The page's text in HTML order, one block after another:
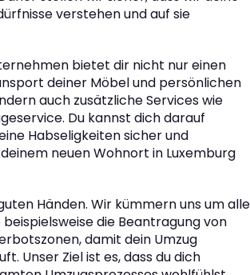
verstehen und auf sie
bietet dir nicht nur einen
deiner Möbel und persönlichen
auch zusätzliche Services wie
Du kannst dich darauf
Habseligkeiten sicher und
neuen Wohnort in Luxemburg
Händen. Wir kümmern uns um alle
die Beantragung von
damit dein Umzug
Unser Ziel ist es, dass du dich